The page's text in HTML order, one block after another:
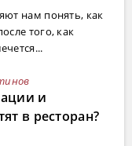
нам понять, как
того, как
и
в ресторан?